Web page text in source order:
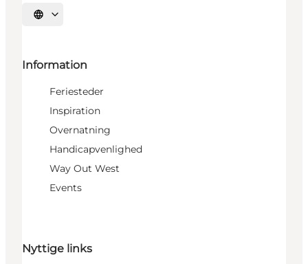
Vælg sprog
Information
Feriesteder
Inspiration
Overnatning
Handicapvenlighed
Way Out West
Events
Nyttige links